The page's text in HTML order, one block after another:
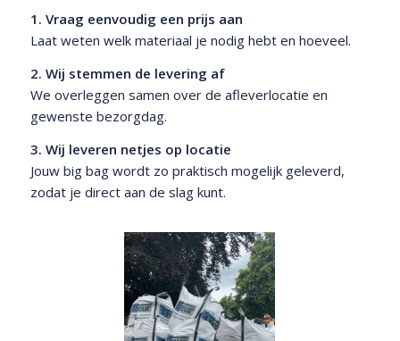
1. Vraag eenvoudig een prijs aan
Laat weten welk materiaal je nodig hebt en hoeveel.
2. Wij stemmen de levering af
We overleggen samen over de afleverlocatie en
gewenste bezorgdag.
3. Wij leveren netjes op locatie
Jouw big bag wordt zo praktisch mogelijk geleverd,
zodat je direct aan de slag kunt.